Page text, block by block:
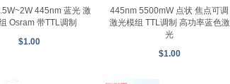
445nm 蓝光 激
Osram 带TTL调制
$1.00
445nm 5500mW 点状 焦点可调
激光模组 TTL调制 高功率蓝色激
光
$1.00